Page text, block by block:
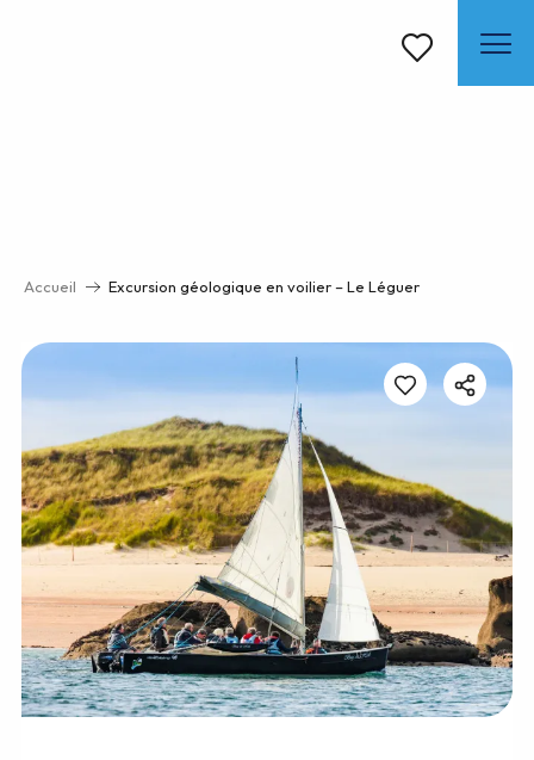
Voir les favoris
Accueil Excursion géologique en voilier – Le Léguer